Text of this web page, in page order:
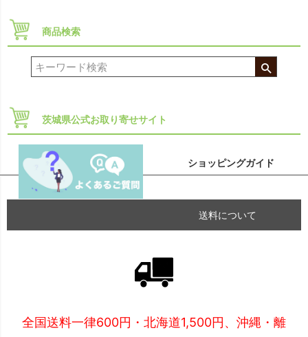
商品検索
茨城県公式お取り寄せサイト
ショッピングガイド
送料について
全国送料一律600円・北海道1,500円、沖縄・離